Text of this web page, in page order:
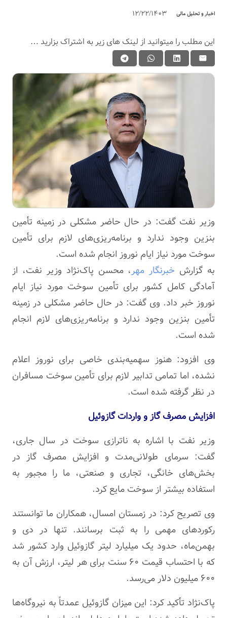
اخبار و تحلیل مالی 12/22/1403
این مطلب را میتوانید از لینک های زیر به اشتراک بزارید …
وزیر نفت گفت: در حال حاضر مشکلی در زمینه تأمین
بنزین وجود ندارد و برنامه‌ریزی‌های لازم برای تأمین
سوخت مورد نیاز ایام نوروز انجام شده است.
به گزارش خبرنگار مهر، محسن پاک‌نژاد وزیر نفت، از
آمادگی کامل کشور برای تأمین سوخت مورد نیاز ایام
نوروز خبر داد. وی گفت: در حال حاضر مشکلی در زمینه
تأمین بنزین وجود ندارد و برنامه‌ریزی‌های لازم انجام
شده است.
وی افزود: هنوز سهمیه‌بندی خاصی برای نوروز اعلام
نشده، اما تمامی تدابیر لازم برای تأمین سوخت مسافران
در نظر گرفته شده است.
افزایش مصرف گاز و واردات گازوئیل
وزیر نفت با اشاره به ناترازی سوخت در سال جاری،
گفت: سرمای طولانی‌مدت و افزایش مصرف گاز در
بخش‌های خانگی، تجاری و صنعتی، ما را مجبور به
استفاده بیشتر از سوخت مایع کرد.
وی تصریح کرد: در زمستان امسال، همکاران ما توانستند
رکوردهای مهمی را به ثبت برسانند. تنها در دی و
بهمن‌ماه، حدود یک میلیارد لیتر گازوئیل وارد کشور شد
که با احتساب قیمت ۶۰ سنت برای هر لیتر، ارزش آن به
۶۰۰ میلیون دلار می‌رسد.
پاک‌نژاد تأکید کرد: این میزان گازوئیل عمدتاً به نیروگاه‌ها